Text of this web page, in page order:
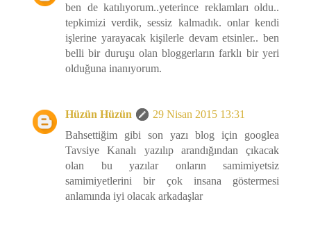
ben de katılıyorum..yeterince reklamları oldu..
tepkimizi verdik, sessiz kalmadık. onlar kendi
işlerine yarayacak kişilerle devam etsinler.. ben
belli bir duruşu olan bloggerların farklı bir yeri
olduğuna inanıyorum.
Hüzün Hüzün
29 Nisan 2015 13:31
Bahsettiğim gibi son yazı blog için googlea
Tavsiye Kanalı yazılıp arandığından çıkacak
olan bu yazılar onların samimiyetsiz
samimiyetlerini bir çok insana göstermesi
anlamında iyi olacak arkadaşlar